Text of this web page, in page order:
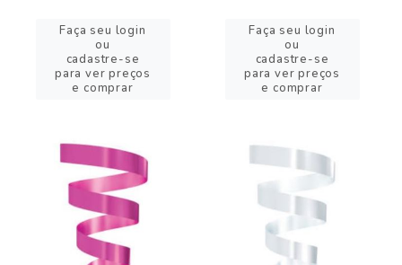
Faça seu login
ou
cadastre-se
para ver preços
e comprar
Faça seu login
ou
cadastre-se
para ver preços
e comprar